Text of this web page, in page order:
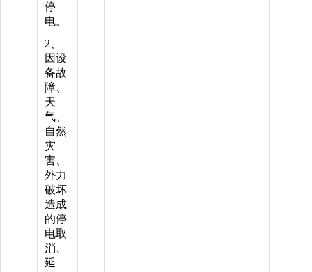
停
电。
2、
因设
备故
障、
天
气、
自然
灾
害、
外力
破坏
造成
的停
电取
消、
延